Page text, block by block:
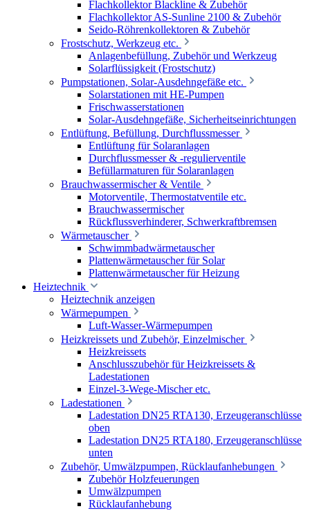
Flachkollektor Blackline & Zubehör
Flachkollektor AS-Sunline 2100 & Zubehör
Seido-Röhrenkollektoren & Zubehör
Frostschutz, Werkzeug etc.
Anlagenbefüllung, Zubehör und Werkzeug
Solarflüssigkeit (Frostschutz)
Pumpstationen, Solar-Ausdehngefäße etc.
Solarstationen mit HE-Pumpen
Frischwasserstationen
Solar-Ausdehngefäße, Sicherheitseinrichtungen
Entlüftung, Befüllung, Durchflussmesser
Entlüftung für Solaranlagen
Durchflussmesser & -regulierventile
Befüllarmaturen für Solaranlagen
Brauchwassermischer & Ventile
Motorventile, Thermostatventile etc.
Brauchwassermischer
Rückflussverhinderer, Schwerkraftbremsen
Wärmetauscher
Schwimmbadwärmetauscher
Plattenwärmetauscher für Solar
Plattenwärmetauscher für Heizung
Heiztechnik
Heiztechnik anzeigen
Wärmepumpen
Luft-Wasser-Wärmepumpen
Heizkreissets und Zubehör, Einzelmischer
Heizkreissets
Anschlusszubehör für Heizkreissets &
Ladestationen
Einzel-3-Wege-Mischer etc.
Ladestationen
Ladestation DN25 RTA130, Erzeugeranschlüsse
oben
Ladestation DN25 RTA180, Erzeugeranschlüsse
unten
Zubehör, Umwälzpumpen, Rücklaufanhebungen
Zubehör Holzfeuerungen
Umwälzpumpen
Rücklaufanhebung